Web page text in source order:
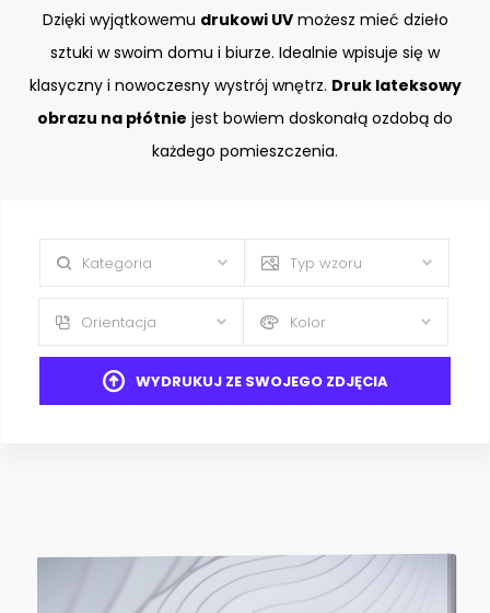
Dzięki wyjątkowemu drukowi UVmożesz mieć dzieło
sztuki w swoim domu i biurze. Idealnie wpisuje się w
klasyczny i nowoczesny wystrój wnętrz. Druk lateksowy
obrazu na płótnie jest bowiem doskonałą ozdobą do
każdego pomieszczenia.
Kategoria Typ wzoru
Orientacja Kolor
WYDRUKUJ ZE SWOJEGO ZDJĘCIA